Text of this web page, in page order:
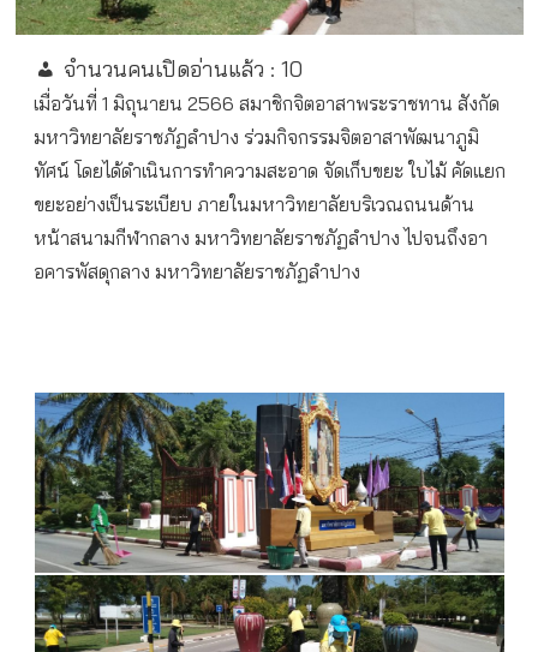
จำนวนคนเปิดอ่านแล้ว : 10
เมื่อวันที่ 1 มิถุนายน 2566 สมาชิกจิตอาสาพระราชทาน สังกัด
มหาวิทยาลัยราชภัฏลำปาง ร่วมกิจกรรมจิตอาสาพัฒนาภูมิ
ทัศน์ โดยได้ดำเนินการทำความสะอาด จัดเก็บขยะ ใบไม้ คัดแยก
ขยะอย่างเป็นระเบียบ ภายในมหาวิทยาลัยบริเวณถนนด้าน
หน้าสนามกีฬากลาง มหาวิทยาลัยราชภัฏลำปาง ไปจนถึงอา
อคารพัสดุกลาง มหาวิทยาลัยราชภัฏลำปาง